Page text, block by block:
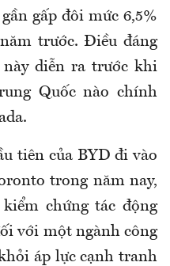
gấp đôi mức 6,5%
trước. Điều đáng
diễn ra trước khi
Quốc nào chính
tiên của BYD đi vào
trong năm nay,
chứng tác động
với một ngành công
áp lực cạnh tranh